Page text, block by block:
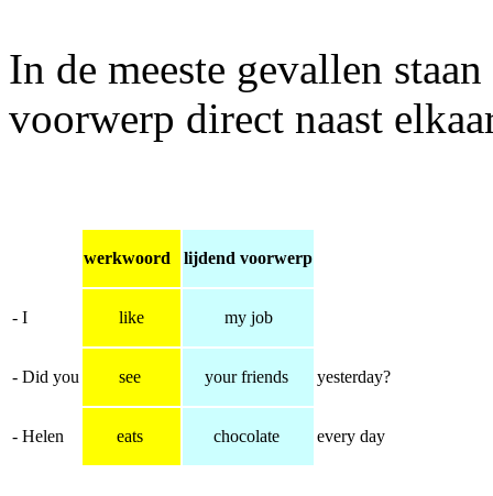
In de meeste gevallen
voorwerp direct naast
werkwoord lijdend voorwerp
- I like my job
- Did you see your friends yesterday?
- Helen eats chocolate every day